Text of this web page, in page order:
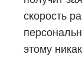
скорость
этому